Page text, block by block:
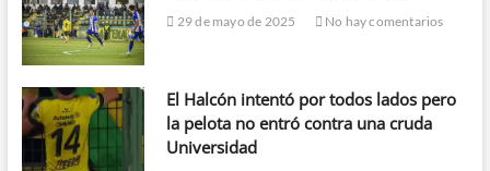
29 de mayo de 2025 No hay comentarios
El Halcón intentó por todos lados pero
la pelota no entró contra una cruda
Universidad